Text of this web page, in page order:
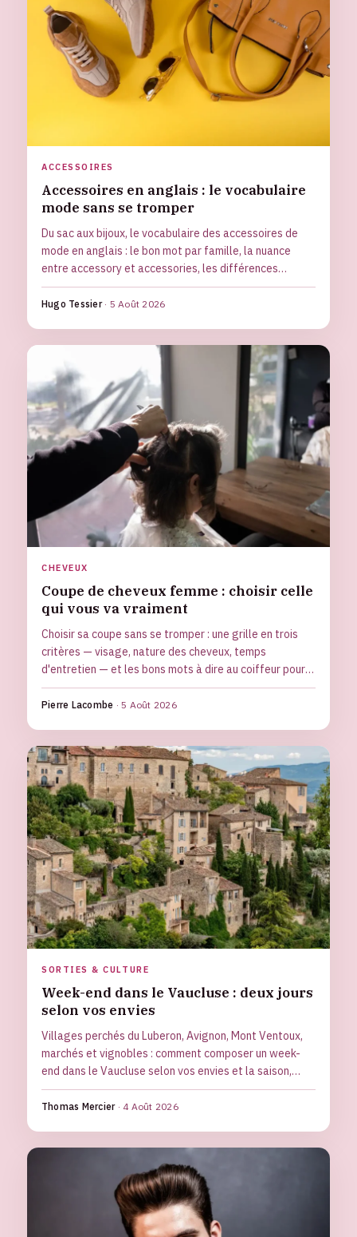
ACCESSOIRES
Accessoires en anglais : le vocabulaire
mode sans se tromper
Du sac aux bijoux, le vocabulaire des accessoires de
mode en anglais : le bon mot par famille, la nuance
entre accessory et accessories, les différences
britanniques et américaines et les faux-amis à éviter.
Hugo Tessier · 5 Août 2026
CHEVEUX
Coupe de cheveux femme : choisir celle
qui vous va vraiment
Choisir sa coupe sans se tromper : une grille en trois
critères — visage, nature des cheveux, temps
d'entretien — et les bons mots à dire au coiffeur pour
une coupe qu'on garde vraiment.
Pierre Lacombe ·5 Août 2026
SORTIES & CULTURE
Week-end dans le Vaucluse : deux jours
selon vos envies
Villages perchés du Luberon, Avignon, Mont Ventoux,
marchés et vignobles : comment composer un week-
end dans le Vaucluse selon vos envies et la saison,
sans passer deux jours sur la route.
Thomas Mercier · 4 Août 2026